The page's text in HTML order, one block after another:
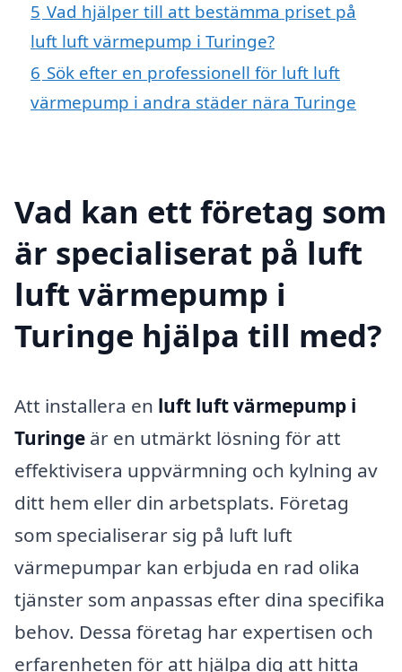
5 Vad hjälper till att bestämma priset på
luft luft värmepump i Turinge?
6 Sök efter en professionell för luft luft
värmepump i andra städer nära Turinge
Vad kan ett företag som
är specialiserat på luft
luft värmepump i
Turinge hjälpa till med?
Att installera en luft luft värmepump i
Turinge är en utmärkt lösning för att
effektivisera uppvärmning och kylning av
ditt hem eller din arbetsplats. Företag
som specialiserar sig på luft luft
värmepumpar kan erbjuda en rad olika
tjänster som anpassas efter dina specifika
behov. Dessa företag har expertisen och
erfarenheten för att hjälpa dig att hitta